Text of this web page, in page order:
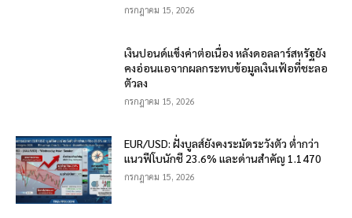
กรกฎาคม 15, 2026
เงินปอนด์แข็งค่าต่อเนื่อง หลังดอลลาร์สหรัฐยัง
คงอ่อนแอจากผลกระทบข้อมูลเงินเฟ้อที่ชะลอ
ตัวลง
กรกฎาคม 15, 2026
EUR/USD: ฝั่งบูลส์ยังคงระมัดระวังตัว ต่ำกว่า
แนวฟีโบนักชี 23.6% และด่านสำคัญ 1.1470
กรกฎาคม 15, 2026